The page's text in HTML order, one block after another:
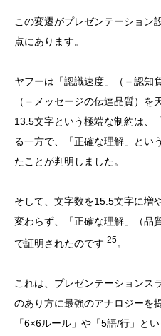
この変遷がプレゼンテーション
点にあります。
ヤフーは「認識速度」（＝認知
（＝メッセージの伝達品質）を
13.5文字という極端な制約は、
る一方で、「正確な理解」とい
たことが判明しました。
そして、文字数を15.5文字に増
変わらず、「正確な理解」（品
で証明されたのです 25。
これは、プレゼンテーションス
のあり方に最強のアナロジーを
「6×6ルール」や「5語/行」と